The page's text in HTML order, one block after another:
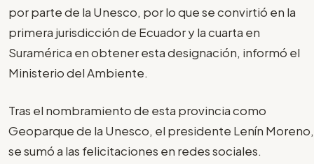
por parte de la Unesco, por lo que se convirtió en la
primera jurisdicción de Ecuador y la cuarta en
Suramérica en obtener esta designación, informó el
Ministerio del Ambiente.
Tras el nombramiento de esta provincia como
Geoparque de la Unesco, el presidente Lenín Moreno,
se sumó a las felicitaciones en redes sociales.